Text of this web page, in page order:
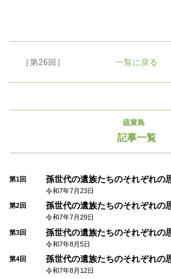
［第26回］ 一覧に戻る
硫黄島
記事一覧
第1回 孫世代の遺族たちのそれぞれの
令和7年7月23日
第2回 孫世代の遺族たちのそれぞれの
令和7年7月29日
第3回 孫世代の遺族たちのそれぞれの
令和7年8月5日
第4回 孫世代の遺族たちのそれぞれの
令和7年8月12日